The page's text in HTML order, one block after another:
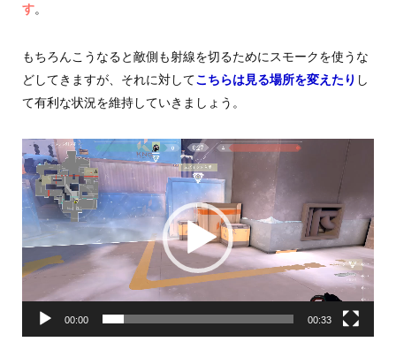
す。
もちろんこうなると敵側も射線を切るためにスモークを使うな
どしてきますが、それに対してこちらは見る場所を変えたり し
て有利な状況を維持していきましょう。
動
画
プ
レ
ー
ヤ
ー
00:00 00:33